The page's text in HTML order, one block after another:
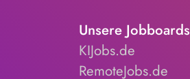
Unsere Jobboards
KIJobs.de
RemoteJobs.de